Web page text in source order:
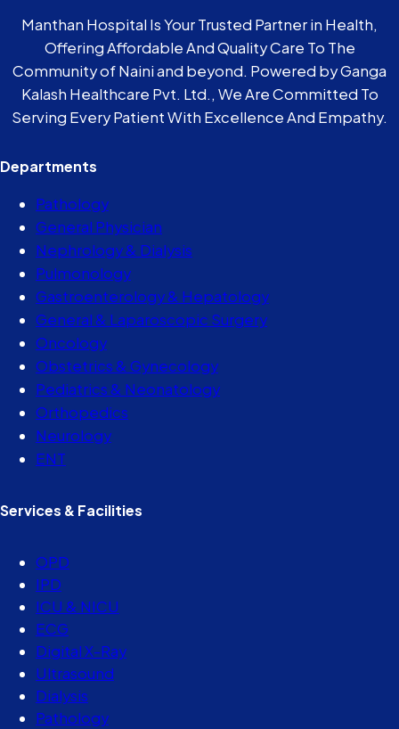
Manthan Hospital Is Your Trusted Partner in Health,
Offering Affordable And Quality Care To The
Community of Naini and beyond. Powered by Ganga
Kalash Healthcare Pvt. Ltd., We Are Committed To
Serving Every Patient With Excellence And Empathy.
Departments
Pathology
General Physician
Nephrology & Dialysis
Pulmonology
Gastroenterology & Hepatology
General & Laparoscopic Surgery
Oncology
Obstetrics & Gynecology
Pediatrics & Neonatology
Orthopedics
Neurology
ENT
Services & Facilities
OPD
IPD
ICU & NICU
ECG
Digital X-Ray
Ultrasound
Dialysis
Pathology